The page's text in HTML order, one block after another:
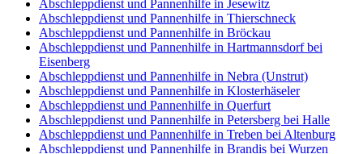
Abschleppdienst und Pannenhilfe in Jesewitz
Abschleppdienst und Pannenhilfe in Thierschneck
Abschleppdienst und Pannenhilfe in Bröckau
Abschleppdienst und Pannenhilfe in Hartmannsdorf bei
Eisenberg
Abschleppdienst und Pannenhilfe in Nebra (Unstrut)
Abschleppdienst und Pannenhilfe in Klosterhäseler
Abschleppdienst und Pannenhilfe in Querfurt
Abschleppdienst und Pannenhilfe in Petersberg bei Halle
Abschleppdienst und Pannenhilfe in Treben bei Altenburg
Abschleppdienst und Pannenhilfe in Brandis bei Wurzen